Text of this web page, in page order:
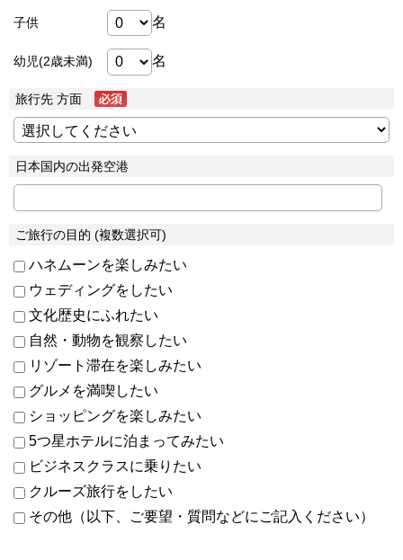
子供 名
幼児(2歳未満) 名
旅行先 方面
日本国内の出発空港
ご旅行の目的 (複数選択可)
ハネムーンを楽しみたい
ウェディングをしたい
文化歴史にふれたい
自然・動物を観察したい
リゾート滞在を楽しみたい
グルメを満喫したい
ショッピングを楽しみたい
5つ星ホテルに泊まってみたい
ビジネスクラスに乗りたい
クルーズ旅行をしたい
その他（以下、ご要望・質問などにご記入ください）